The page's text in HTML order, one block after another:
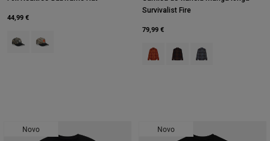
44,99 €
Product swatch type of Black/Multi.
Product swatch type of Multicolor/Green.
Survivalist Fire
79,99 €
Product swatch type of Verde
Product swatch type of
Product swatch
Novo Novo